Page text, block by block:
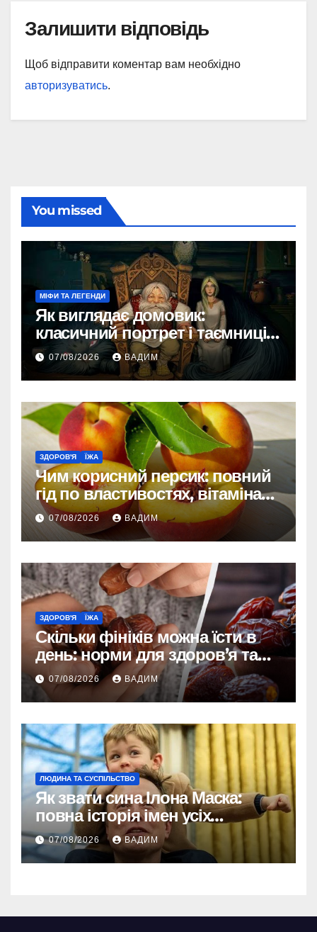
Залишити відповідь
Щоб відправити коментар вам необхідно
авторизуватись.
You missed
МІФИ ТА ЛЕГЕНДИ
Як виглядає домовик:
класичний портрет і таємниці
зовнішності
07/08/2026 ВАДИМ
ЗДОРОВ'Я ЇЖА
Чим корисний персик: повний
гід по властивостях, вітамінах і
впливі на організм
07/08/2026 ВАДИМ
ЗДОРОВ'Я ЇЖА
Скільки фініків можна їсти в
день: норми для здоров’я та
енергії
07/08/2026 ВАДИМ
ЛЮДИНА ТА СУСПІЛЬСТВО
Як звати сина Ілона Маска:
повна історія імен усіх
хлопчиків мільярдера
07/08/2026 ВАДИМ